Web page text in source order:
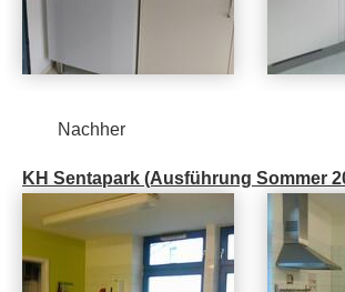
Nachher
KH Sentapark (Ausführung Sommer